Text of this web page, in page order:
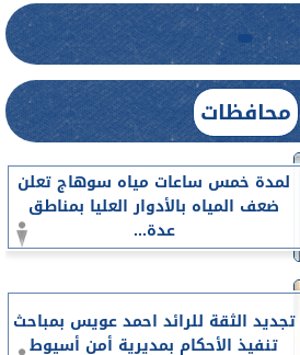
محافظات
لمدة خمس ساعات مياه سوهاج تعلن
ضعف المياه بالأدوار العليا بمناطق
عدة...
تجديد الثقة للرائد احمد عويس بمباحث
تنفيذ الأحكام بمديرية أمن أسيوط